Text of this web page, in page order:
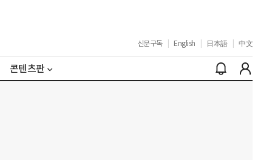
신문구독 English 日本語 中文
콘텐츠판